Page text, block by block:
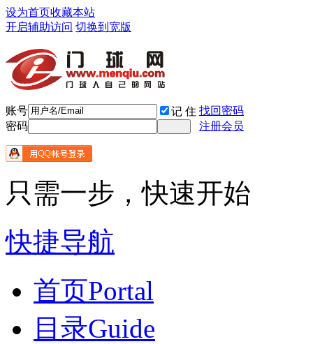
设为首页收藏本站
开启辅助访问 切换到宽版
账号 记 住 找回密码
密码
注册会员
只需一步，快速开始
快捷导航
首页Portal
目录Guide